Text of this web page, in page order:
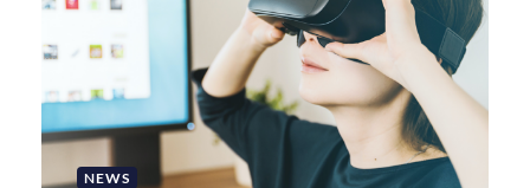
NEWS